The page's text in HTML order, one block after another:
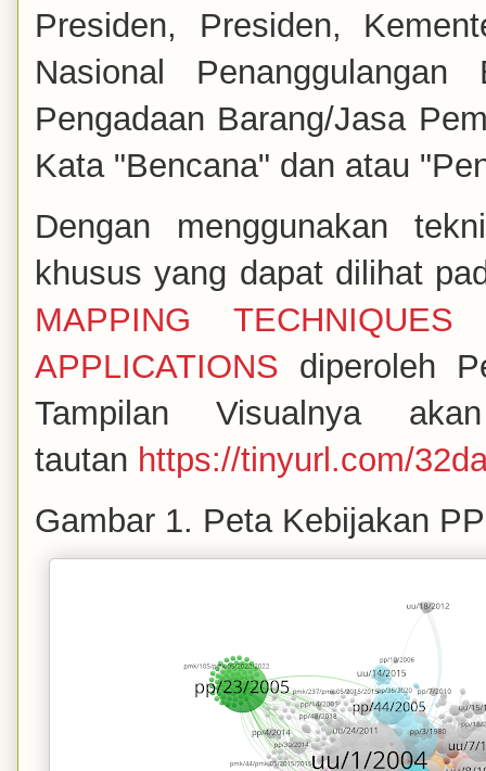
Presiden, Presiden,
Nasional
Pengadaan Barang/Jasa
Kata "Bencana" dan atau
Dengan menggunakan
khusus yang dapat dilihat
MAPPING
APPLICATIONS diperoleh
Tampilan Visualnya
tautan https://tinyurl.com/
Gambar 1. Peta Kebijakan